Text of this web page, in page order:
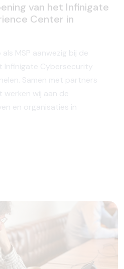
van het Infinigate
Center in
als MSP aanwezig bij de
Infinigate Cybersecurity
Samen met partners
werken wij aan de
en organisaties in